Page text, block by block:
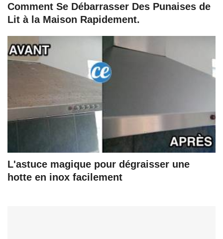
Comment Se Débarrasser Des Punaises de
Lit à la Maison Rapidement.
L'astuce magique pour dégraisser une
hotte en inox facilement